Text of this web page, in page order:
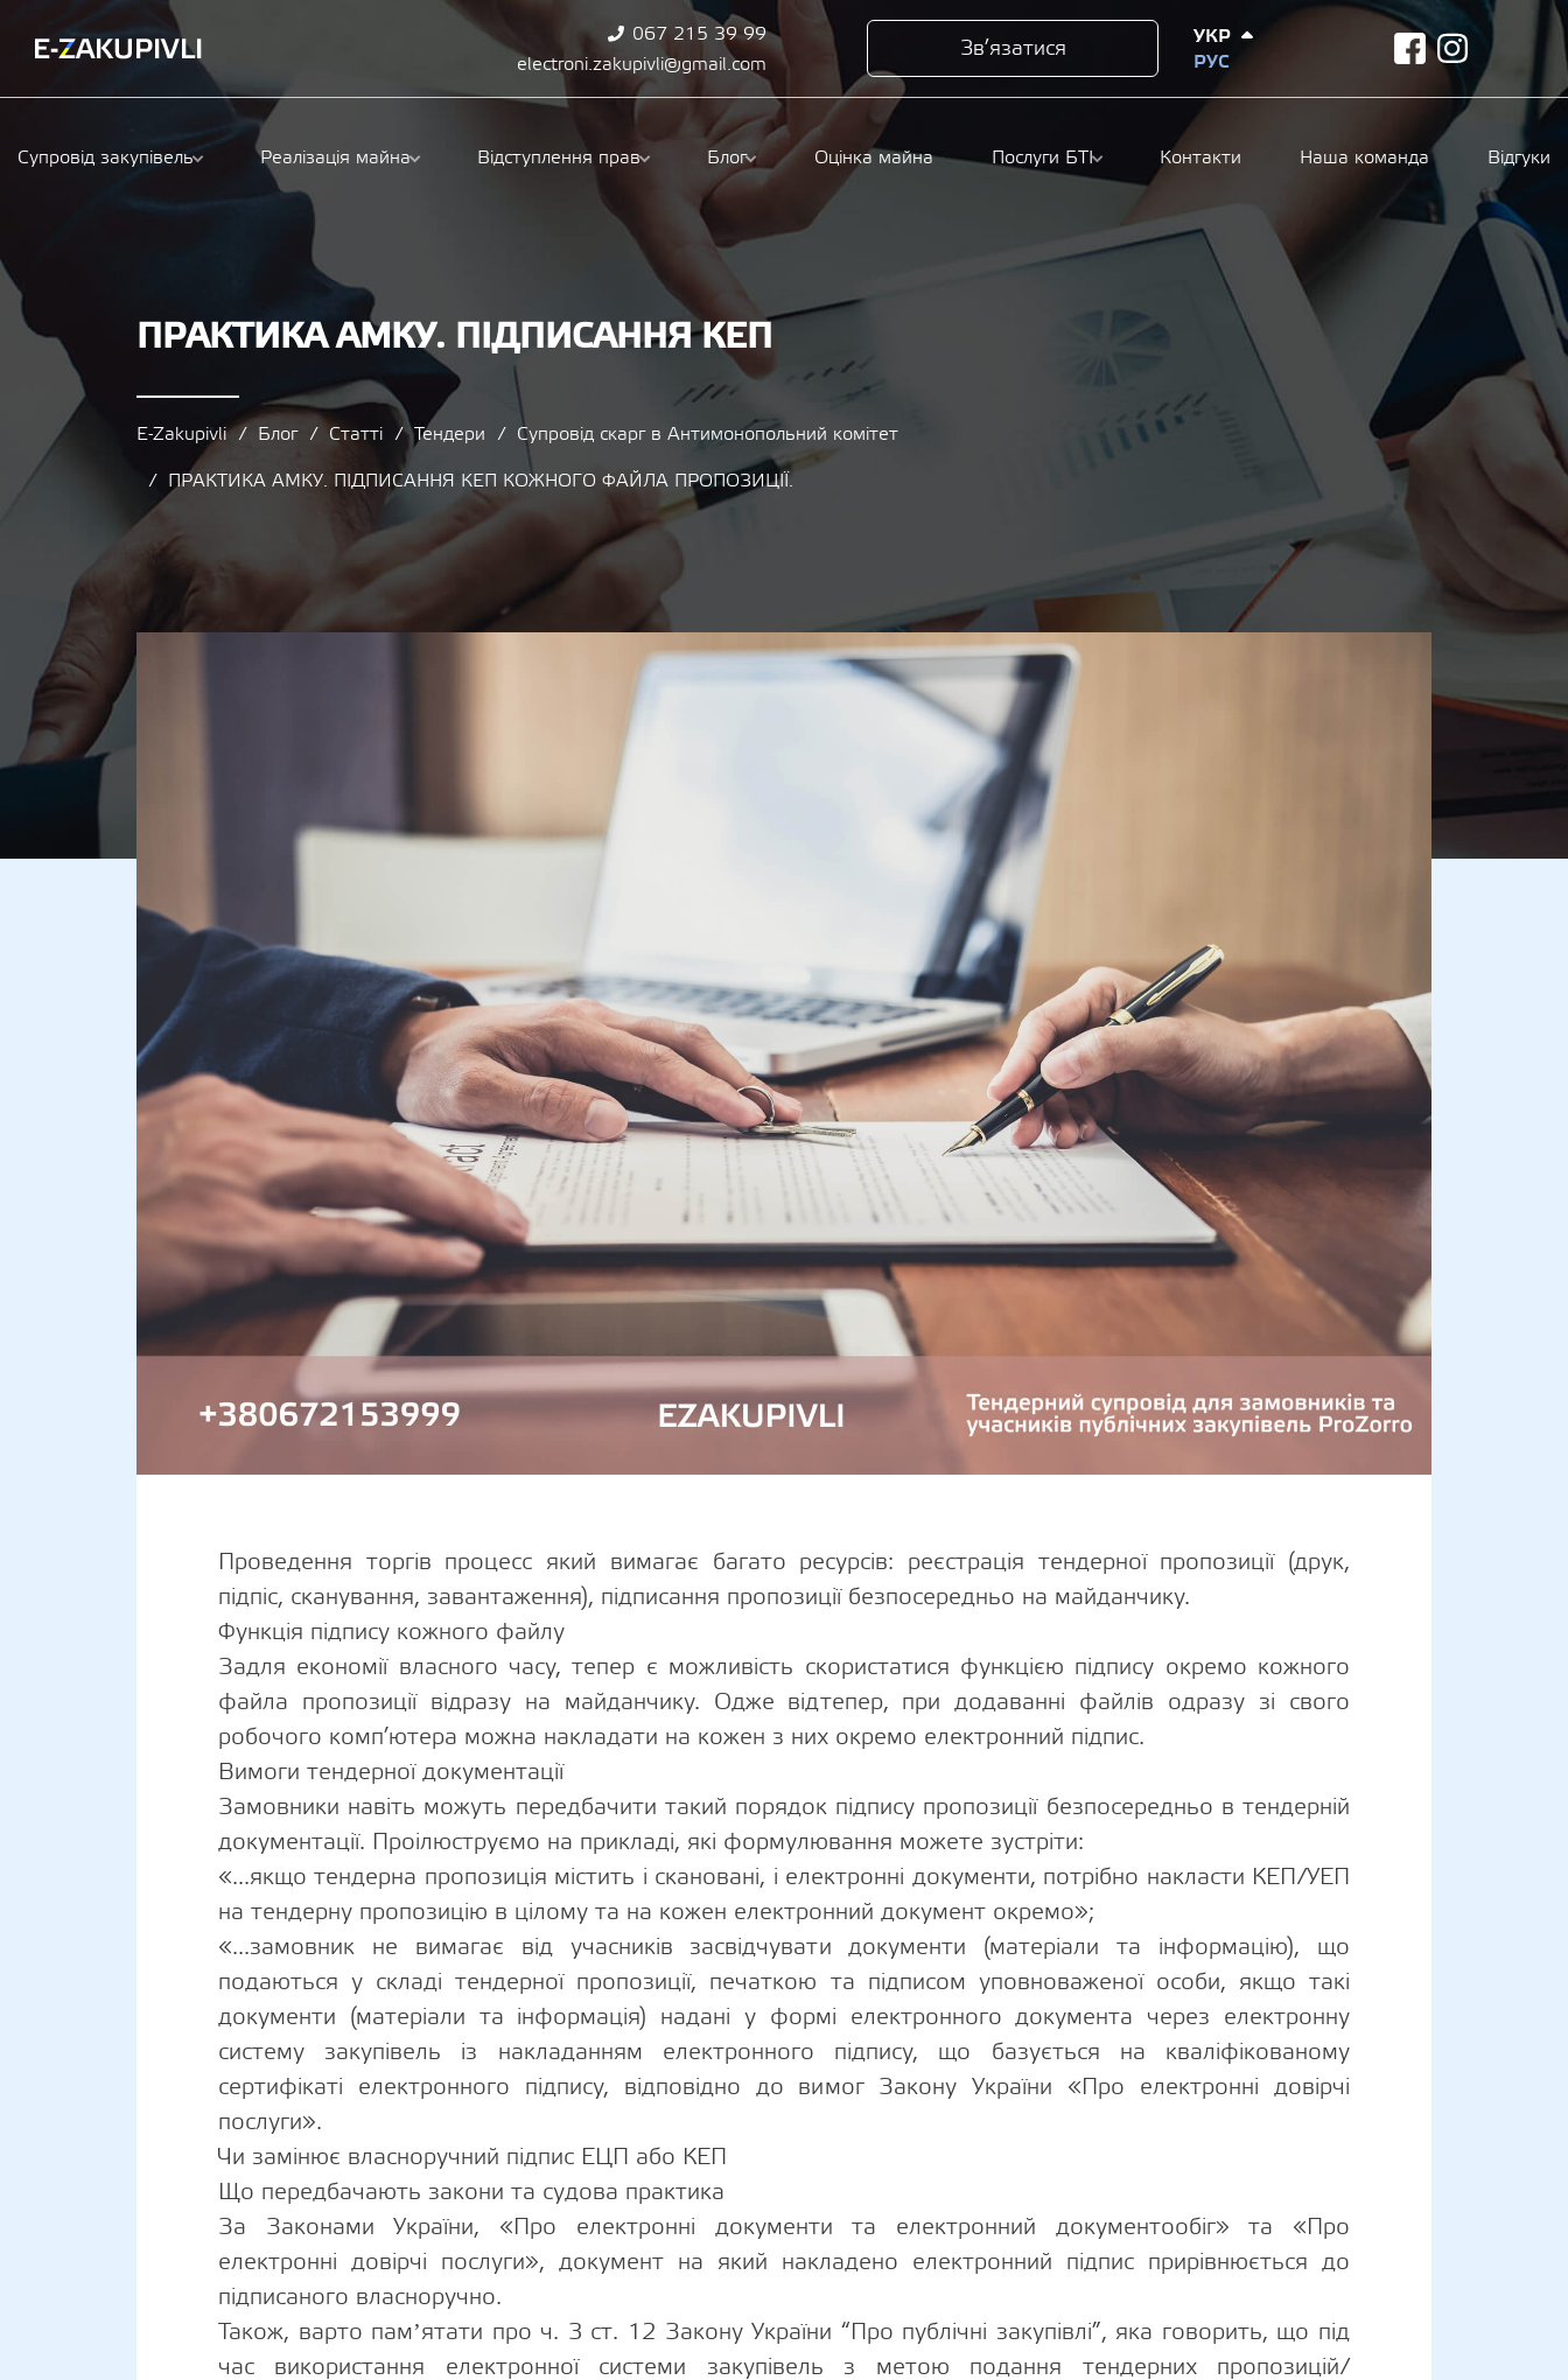
067 215 39 99
electroni.zakupivli@gmail.com
Зв’язатися
УКР
РУС
facebookinstagram
Супровід закупівель Реалізація майна Відступлення прав Блог Оцінка майна Послуги БТІ Контакти Наша команда Відгуки
ПРАКТИКА АМКУ. ПІДПИСАННЯ КЕП
E-Zakupivli Блог Статті Тендери
Супровід скарг в Антимонопольний комітет
ПРАКТИКА АМКУ. ПІДПИСАННЯ КЕП КОЖНОГО ФАЙЛА ПРОПОЗИЦІЇ.
Проведення торгів процесс який вимагає багато ресурсів: реєстрація тендерної пропозиції (друк,
підпіс, сканування, завантаження), підписання пропозиції безпосередньо на майданчику.
Функція підпису кожного файлу
Задля економії власного часу, тепер є можливість скористатися функцією підпису окремо кожного
файла пропозиції відразу на майданчику. Одже відтепер, при додаванні файлів одразу зі свого
робочого комп’ютера можна накладати на кожен з них окремо електронний підпис.
Вимоги тендерної документації
Замовники навіть можуть передбачити такий порядок підпису пропозиції безпосередньо в тендерній
документації. Проілюструємо на прикладі, які формулювання можете зустріти:
«...якщо тендерна пропозиція містить і скановані, і електронні документи, потрібно накласти КЕП/УЕП
на тендерну пропозицію в цілому та на кожен електронний документ окремо»;
«...замовник не вимагає від учасників засвідчувати документи (матеріали та інформацію), що
подаються у складі тендерної пропозиції, печаткою та підписом уповноваженої особи, якщо такі
документи (матеріали та інформація) надані у формі електронного документа через електронну
систему закупівель із накладанням електронного підпису, що базується на кваліфікованому
сертифікаті електронного підпису, відповідно до вимог Закону України «Про електронні довірчі
послуги».
Чи замінює власноручний підпис ЕЦП або КЕП
Що передбачають закони та судова практика
За Законами України, «Про електронні документи та електронний документообіг» та «Про
електронні довірчі послуги», документ на який накладено електронний підпис прирівнюється до
підписаного власноручно.
Також, варто памʼятати про ч. 3 ст. 12 Закону України “Про публічні закупівлі”, яка говорить, що під
час використання електронної системи закупівель з метою подання тендерних пропозицій/